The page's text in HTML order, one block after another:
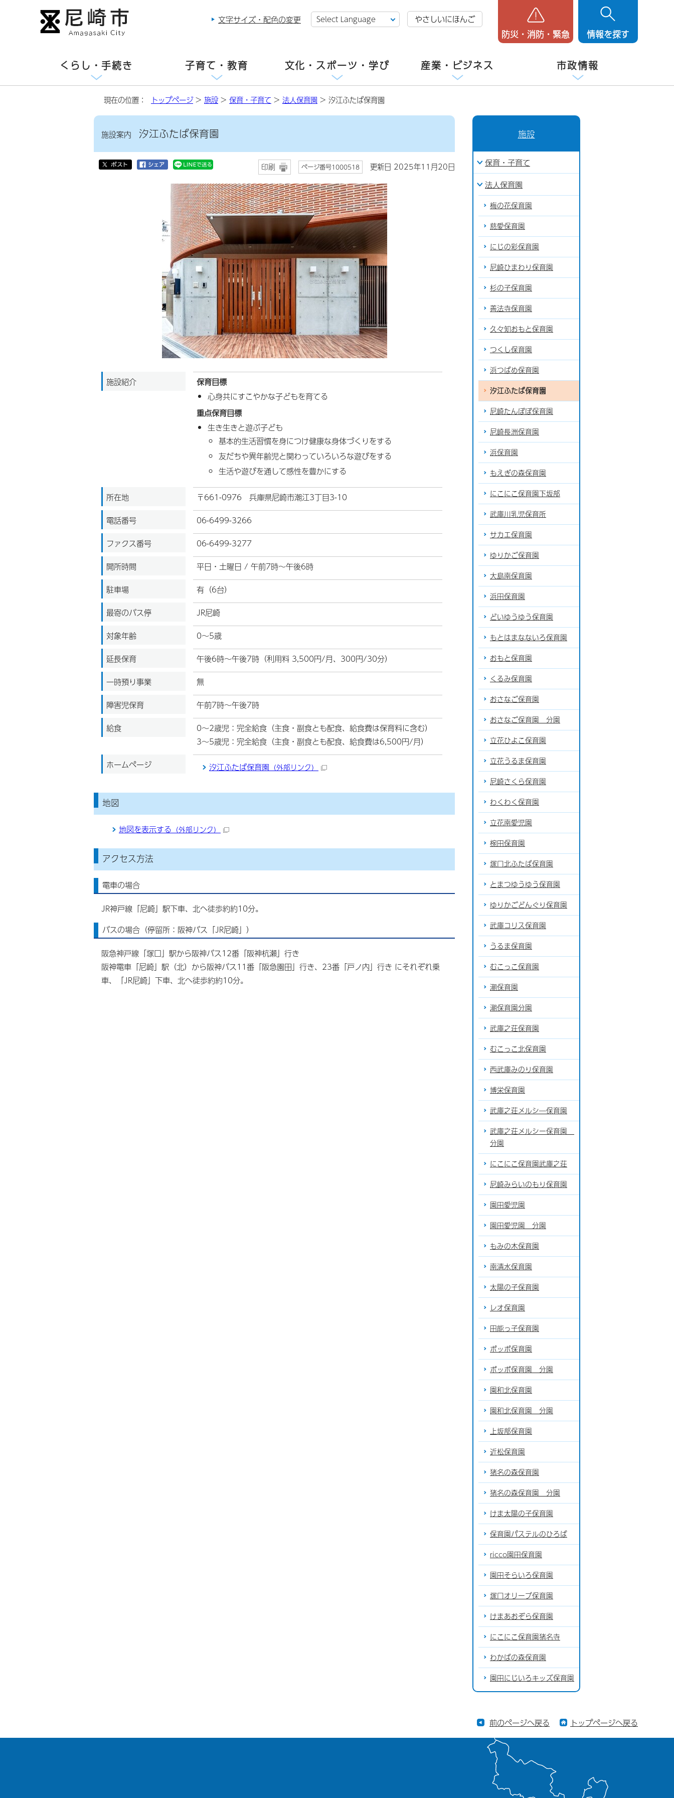
文字サイズ・配色の変更 やさしいにほんご
防災・消防・緊急 情報を探す
くらし・手続き 子育て・教育 文化・スポーツ・学び 産業・ビジネス 市政情報
現在の位置： トップページ> 施設 > 保育・子育て > 法人保育園 > 汐江ふたば保育園
施設案内 汐江ふたば保育園
印刷 ページ番号1000518 更新日 2025年11月20日
施設紹介
保育目標
心身共にすこやかな子どもを育てる
重点保育目標
生き生きと遊ぶ子ども
基本的生活習慣を身につけ健康な身体づくりをする
友だちや異年齢児と関わっていろいろな遊びをする
生活や遊びを通して感性を豊かにする
所在地
〒661-0976 兵庫県尼崎市潮江3丁目3-10
電話番号
06-6499-3266
ファクス番号
06-6499-3277
開所時間
平日・土曜日 / 午前7時～午後6時
駐車場
有（6台）
最寄のバス停
JR尼崎
対象年齢
0～5歳
延長保育
午後6時～午後7時（利用料 3,500円/月、300円/30分）
一時預り事業
無
障害児保育
午前7時～午後7時
給食
0～2歳児：完全給食（主食・副食とも配食、給食費は保育料に含む）
3～5歳児：完全給食（主食・副食とも配食、給食費は6,500円/月）
ホームページ
汐江ふたば保育園 （外部リンク）
地図
地図を表示する （外部リンク）
アクセス方法
電車の場合
JR神戸線「尼崎」駅下車、北へ徒歩約約10分。
バスの場合（停留所：阪神バス「JR尼崎」）
阪急神戸線「塚口」駅から阪神バス12番「阪神杭瀬」行き
阪神電車「尼崎」駅（北）から阪神バス11番「阪急園田」行き、23番「戸ノ内」行き にそれぞれ乗
車、「JR尼崎」下車、北へ徒歩約約10分。
施設
保育・子育て
法人保育園
梅の花保育園
慈愛保育園
にじの彩保育園
尼崎ひまわり保育園
杉の子保育園
善法寺保育園
久々知おもと保育園
つくし保育園
浜つばめ保育園
汐江ふたば保育園
尼崎たんぽぽ保育園
尼崎長洲保育園
浜保育園
もえぎの森保育園
にこにこ保育園下坂部
武庫川乳児保育所
サカエ保育園
ゆりかご保育園
大島南保育園
浜田保育園
どいゆうゆう保育園
もとはまなないろ保育園
おもと保育園
くるみ保育園
おさなご保育園
おさなご保育園 分園
立花ひよこ保育園
立花うるま保育園
尼崎さくら保育園
わくわく保育園
立花南愛児園
椀田保育園
塚口北ふたば保育園
とまつゆうゆう保育園
ゆりかごどんぐり保育園
武庫コリス保育園
うるま保育園
むこっこ保育園
潮保育園
潮保育園分園
武庫之荘保育園
むこっこ北保育園
西武庫みのり保育園
博栄保育園
武庫之荘メルシ―保育園
武庫之荘メルシー保育園
分園
にこにこ保育園武庫之荘
尼崎みらいのもり保育園
園田愛児園
園田愛児園 分園
もみの木保育園
南清水保育園
太陽の子保育園
レオ保育園
田能っ子保育園
ポッポ保育園
ポッポ保育園 分園
園和北保育園
園和北保育園 分園
上坂部保育園
近松保育園
猪名の森保育園
猪名の森保育園 分園
けま太陽の子保育園
保育園パステルのひろば
ricco園田保育園
園田そらいろ保育園
塚口オリーブ保育園
けまあおぞら保育園
にこにこ保育園猪名寺
わかばの森保育園
園田にじいろキッズ保育園
前のページへ戻る トップページへ戻る